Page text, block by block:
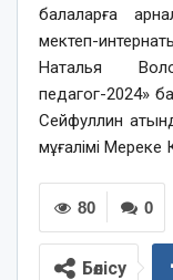
балаларға
мектеп-
Наталья
педагог-2024»
Сейфуллин
мұғалімі
0
80
Бөлісу